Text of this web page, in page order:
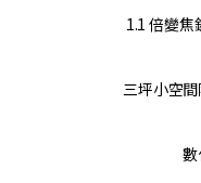
1.1 倍變
三坪小空